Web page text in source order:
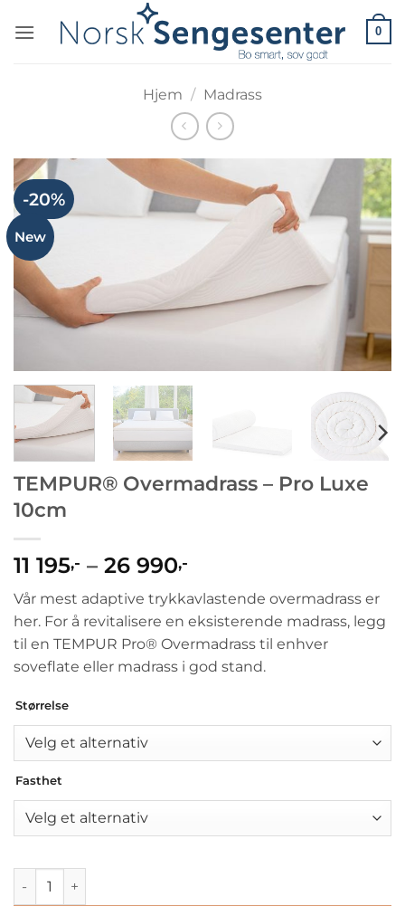
0
Hjem / Madrass
-20%
New
TEMPUR® Overmadrass – Pro Luxe
10cm
11 195,- – 26 990,-
195,-
til
26
990,-
Vår mest adaptive trykkavlastende overmadrass er
her. For å revitalisere en eksisterende madrass, legg
til en TEMPUR Pro® Overmadrass til enhver
soveflate eller madrass i god stand.
Størrelse
Fasthet
TEMPUR® Overmadrass - Pro Luxe 10cm antall